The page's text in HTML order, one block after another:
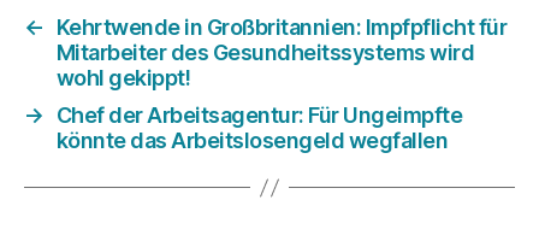
←
Kehrtwende in Großbritannien: Impfpflicht für
Mitarbeiter des Gesundheitssystems wird
wohl gekippt!
→
Chef der Arbeitsagentur: Für Ungeimpfte
könnte das Arbeitslosengeld wegfallen